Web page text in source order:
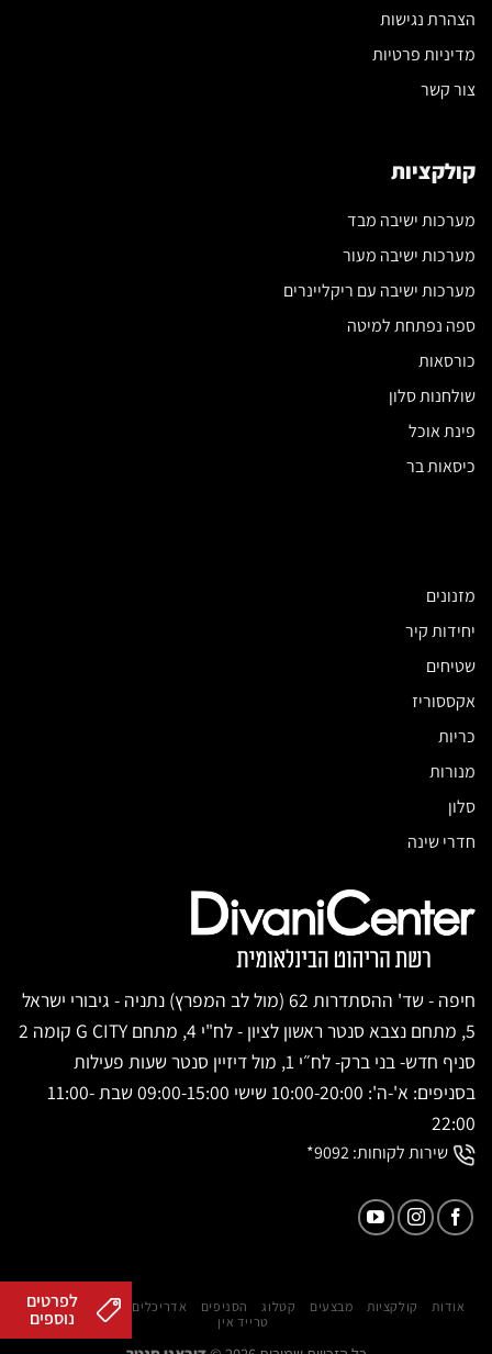
הצהרת נגישות
מדיניות פרטיות
צור קשר
קולקציות
מערכות ישיבה מבד
מערכות ישיבה מעור
מערכות ישיבה עם ריקליינרים
ספה נפתחת למיטה
כורסאות
שולחנות סלון
פינת אוכל
כיסאות בר
מזנונים
יחידות קיר
שטיחים
אקססוריז
כריות
מנורות
סלון
חדרי שינה
חיפה - שד' ההסתדרות 62 (מול לב המפרץ) נתניה - גיבורי ישראל
5, מתחם נצבא סנטר ראשון לציון - לח"י 4, מתחם G CITY קומה 2
סניף חדש- בני ברק- לח״י 1, מול דיזיין סנטר שעות פעילות
בסניפים: א'-ה': 10:00-20:00 שישי 09:00-15:00 שבת 11:00-
22:00
שירות לקוחות:9092*
אודות קולקציות מבצעים קטלוג הסניפים אדריכלים ומעצבים
המגזין
טרייד אין
לפרטים
נוספים